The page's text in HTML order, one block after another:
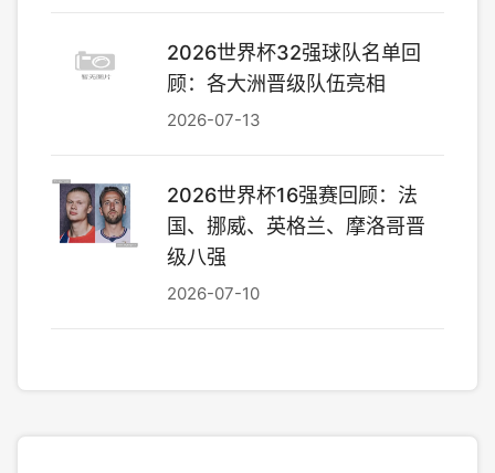
2026世界杯32强球队名单回
顾：各大洲晋级队伍亮相
2026-07-13
2026世界杯16强赛回顾：法
国、挪威、英格兰、摩洛哥晋
级八强
2026-07-10